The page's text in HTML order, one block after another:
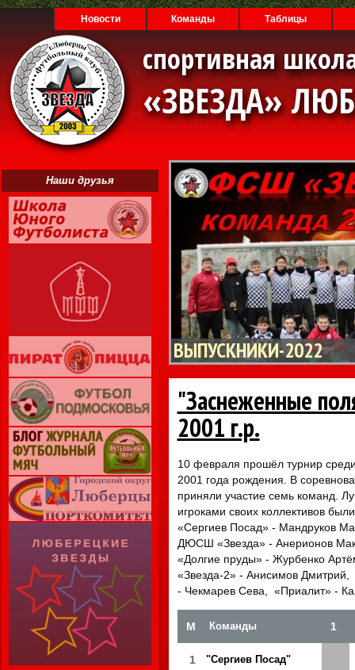
Новости Команды Таблицы
спортивная
«ЗВЕЗДА»
Наши друзья
ВЫПУСКНИКИ-2022
"Заснеженные
2001 г.р.
10 февраля прошёл турнир
2001 года рождения. В
приняли участие семь команд.
игроками своих коллективов
«Сергиев Посад» - Мандруков
ДЮСШ «Звезда» - Анерионов
«Долгие пруды» - Журбенко
«Звезда-2» - Анисимов Дмитрий,
- Чекмарев Сева, «Приалит» -
М Команды 1
1 "Сергиев Посад"